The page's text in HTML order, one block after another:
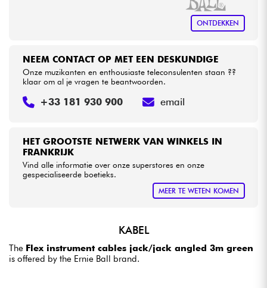
Bekijk onze merken
ONTDEKKEN
HET GROOTSTE NETWERK VAN WINKELS IN
FRANKRIJK
Vind alle informatie over onze superstores en onze
gespecialiseerde boetieks.
MEER TE WETEN KOMEN
NEEM CONTACT OP MET EEN DESKUNDIGE
Onze muzikanten en enthousiaste teleconsulenten staan ??
klaar om al je vragen te beantwoorden.
+33 181 930 900 email
KABEL
The Flex instrument cables jack/jack angled 3m green
is offered by the Ernie Ball brand.